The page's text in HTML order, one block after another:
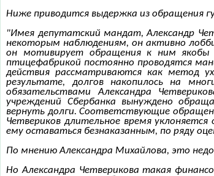
Ниже приводится выдержка из обращения
"Имея депутатский мандат, Александр
некоторым наблюдениям, он активно
он мотивирует обращения к ним якобы
птицефабрикой постоянно проводятся
действия рассматриваются как метод
результате, долгов накопилось на
обязательствами Александра
учреждений Сбербанка вынуждено
вернуть долги. Соответствующие
Четвериков длительное время
ему оставаться безнаказанным, по ряду
По мнению Александра Михайлова, это
Но Александра Четверикова такая